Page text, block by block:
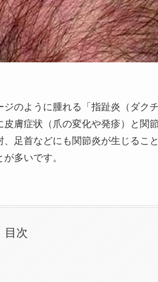
ジのように腫れる「指趾炎（ダク
膚症状（爪の変化や発疹）と関
足首などにも関節炎が生じるこ
多いです。
目次